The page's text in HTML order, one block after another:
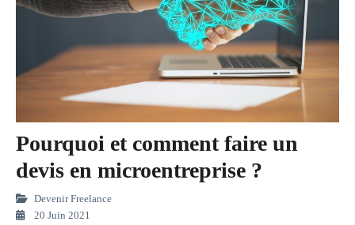
Pourquoi et comment faire un
devis en microentreprise ?
Devenir Freelance
20 Juin 2021